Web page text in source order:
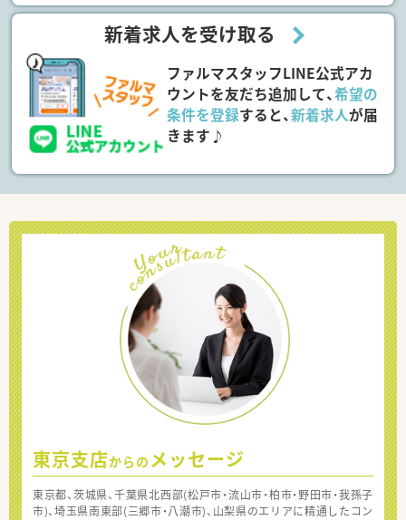
新着求人を受け取る
ファルマスタッフLINE公式アカ
ウントを友だち追加して、希望の
条件を登録すると、新着求人が届
きます♪
東京支店からの メッセージ
東京都、茨城県、千葉県北西部(松戸市・流山市・柏市・野田市・我孫子
市)、埼玉県南東部(三郷市・八潮市)、山梨県のエリアに精通したコン